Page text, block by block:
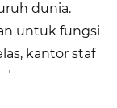
dunia.
untuk fungsi
kantor staf